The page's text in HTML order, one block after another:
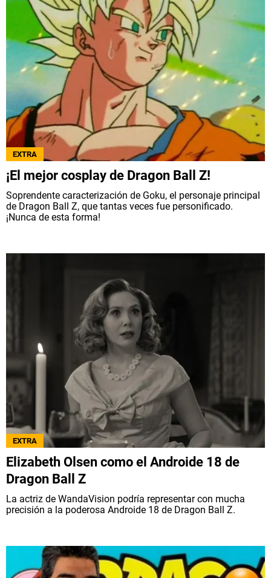
EXTRA
¡El mejor cosplay de Dragon Ball Z!
Soprendente caracterización de Goku, el personaje principal
de Dragon Ball Z, que tantas veces fue personificado.
¡Nunca de esta forma!
EXTRA
Elizabeth Olsen como el Androide 18 de
Dragon Ball Z
La actriz de WandaVision podría representar con mucha
precisión a la poderosa Androide 18 de Dragon Ball Z.